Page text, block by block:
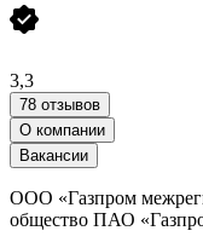
3,3
78 отзывов
О компании
Вакансии
ООО «Газпром
общество ПАО